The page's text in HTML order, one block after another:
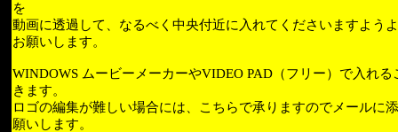
を
動画に透過して、なるべく中央付近に入れてくださいますよう
お願いします。
WINDOWS ムービーメーカーやVIDEO PAD（フリー）で入れる
きます。
ロゴの編集が難しい場合には、こちらで承りますのでメールに
願いします。